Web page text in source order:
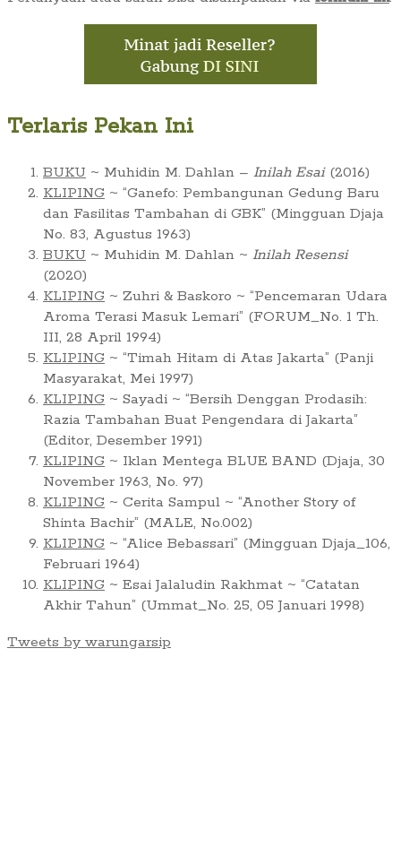
Terlaris Pekan Ini
BUKU ~ Muhidin M. Dahlan – Inilah Esai(2016)
KLIPING ~ “Ganefo: Pembangunan Gedung Baru
dan Fasilitas Tambahan di GBK” (Mingguan Djaja
No. 83, Agustus 1963)
BUKU ~ Muhidin M. Dahlan ~ Inilah Resensi
(2020)
KLIPING ~ Zuhri & Baskoro ~ “Pencemaran Udara
Aroma Terasi Masuk Lemari” (FORUM_No. 1 Th.
III, 28 April 1994)
KLIPING ~ “Timah Hitam di Atas Jakarta” (Panji
Masyarakat, Mei 1997)
KLIPING ~ Sayadi ~ “Bersih Denggan Prodasih:
Razia Tambahan Buat Pengendara di Jakarta”
(Editor, Desember 1991)
KLIPING ~ Iklan Mentega BLUE BAND (Djaja, 30
November 1963, No. 97)
KLIPING ~ Cerita Sampul ~ “Another Story of
Shinta Bachir” (MALE, No.002)
KLIPING ~ “Alice Bebassari” (Mingguan Djaja_106,
Februari 1964)
KLIPING ~ Esai Jalaludin Rakhmat ~ “Catatan
Akhir Tahun” (Ummat_No. 25, 05 Januari 1998)
Tweets by warungarsip